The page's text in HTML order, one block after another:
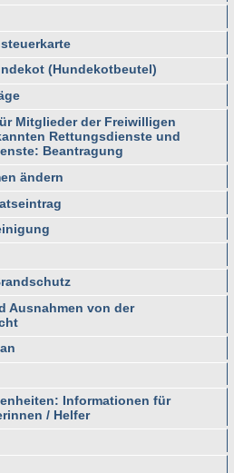
(Hundekotbeutel)
Mitglieder der Freiwilligen
Rettungsdienste und
Beantragung
ändern
Ausnahmen von der
Informationen für
/ Helfer